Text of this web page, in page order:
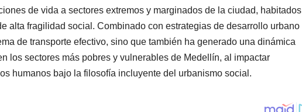
de vida a sectores extremos y marginados de la ciudad, habitados
alta fragilidad social. Combinado con estrategias de desarrollo urbano
de transporte efectivo, sino que también ha generado una dinámica
los sectores más pobres y vulnerables de Medellín, al impactar
humanos bajo la filosofía incluyente del urbanismo social.